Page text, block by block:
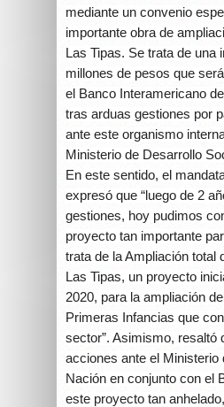
mediante un convenio
importante obra de
Las Tipas. Se trata de una
millones de pesos que
el Banco Interamericano
tras arduas gestiones por
ante este organismo
Ministerio de Desarrollo
En este sentido, el
expresó que “luego de 2
gestiones, hoy pudimos
proyecto tan importante
trata de la Ampliación total
Las Tipas, un proyecto
2020, para la ampliación
Primeras Infancias que
sector”. Asimismo, resaltó
acciones ante el Ministerio
Nación en conjunto con el
este proyecto tan